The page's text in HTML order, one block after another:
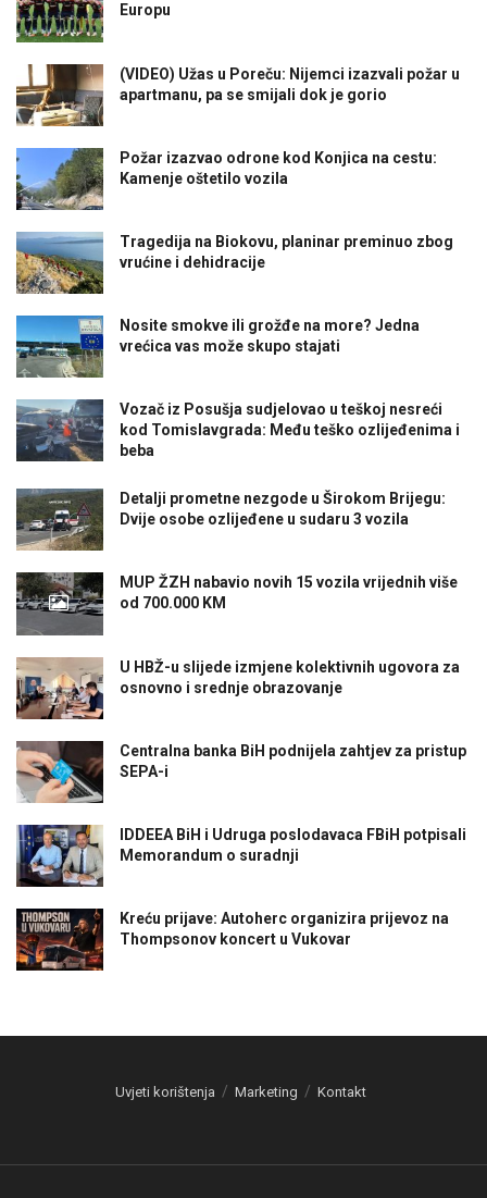
Europu
(VIDEO) Užas u Poreču: Nijemci izazvali požar u
apartmanu, pa se smijali dok je gorio
Požar izazvao odrone kod Konjica na cestu:
Kamenje oštetilo vozila
Tragedija na Biokovu, planinar preminuo zbog
vrućine i dehidracije
Nosite smokve ili grožđe na more? Jedna
vrećica vas može skupo stajati
Vozač iz Posušja sudjelovao u teškoj nesreći
kod Tomislavgrada: Među teško ozlijeđenima i
beba
Detalji prometne nezgode u Širokom Brijegu:
Dvije osobe ozlijeđene u sudaru 3 vozila
MUP ŽZH nabavio novih 15 vozila vrijednih više
od 700.000 KM
U HBŽ-u slijede izmjene kolektivnih ugovora za
osnovno i srednje obrazovanje
Centralna banka BiH podnijela zahtjev za pristup
SEPA-i
IDDEEA BiH i Udruga poslodavaca FBiH potpisali
Memorandum o suradnji
Kreću prijave: Autoherc organizira prijevoz na
Thompsonov koncert u Vukovar
Uvjeti korištenja Marketing Kontakt